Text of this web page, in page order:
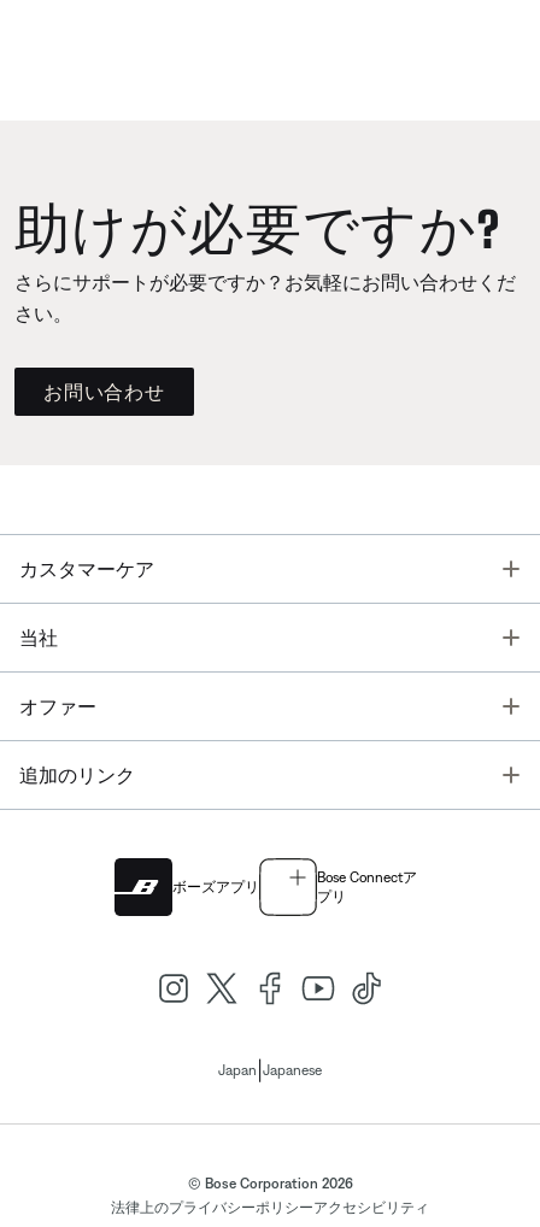
助けが必要ですか?
さらにサポートが必要ですか？お気軽にお問い合わせくだ
さい。
お問い合わせ
カスタマーケア
当社
オファー
追加のリンク
ボーズアプリ
Bose Connectア
プリ
Japan Japanese
© Bose Corporation 2026
法律上のプライバシーポリシーアクセシビリティ